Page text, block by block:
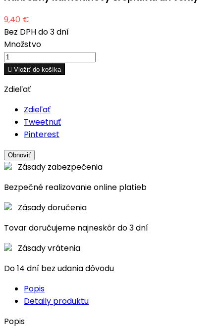
9,40 €
Bez DPHdo 3 dní
Množstvo
 Vložiť do košíka
Zdieľať
Zdieľať
Tweetnuť
Pinterest
Zásady zabezpečenia
Bezpečné realizovanie online platieb
Zásady doručenia
Tovar doručujeme najneskôr do 3 dní
Zásady vrátenia
Do 14 dní bez udania dôvodu
Popis
Detaily produktu
Popis